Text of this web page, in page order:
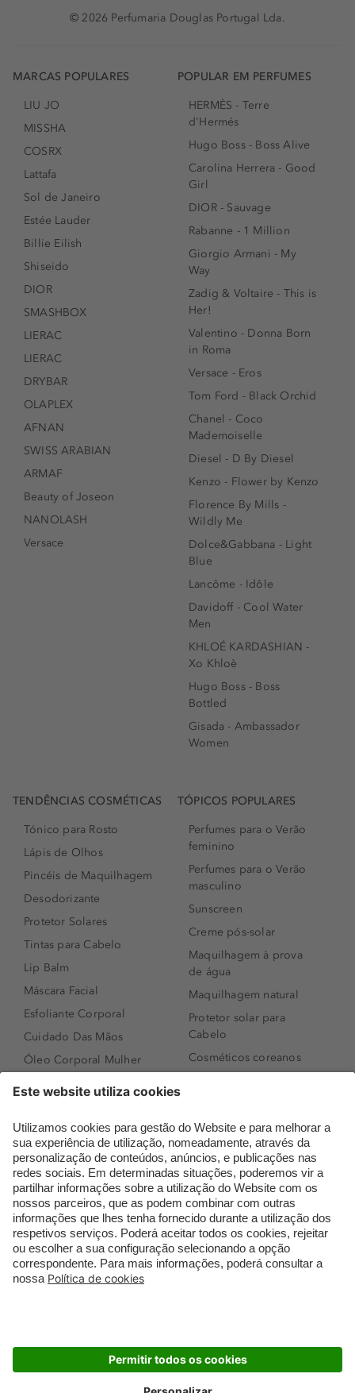
© 2026 Perfumaria Douglas Portugal Lda.
MARCAS POPULARES
LIU JO
MISSHA
COSRX
Lattafa
Sol de Janeiro
Estée Lauder
Billie Eilish
Shiseido
DIOR
SMASHBOX
LIERAC
LIERAC
DRYBAR
OLAPLEX
AFNAN
SWISS ARABIAN
ARMAF
Beauty of Joseon
NANOLASH
Versace
POPULAR EM PERFUMES
HERMÈS - Terre
d'Hermés
Hugo Boss - Boss Alive
Carolina Herrera - Good
Girl
DIOR - Sauvage
Rabanne - 1 Million
Giorgio Armani - My
Way
Zadig & Voltaire - This is
Her!
Valentino - Donna Born
in Roma
Versace - Eros
Tom Ford - Black Orchid
Chanel - Coco
Mademoiselle
Diesel - D By Diesel
Kenzo - Flower by Kenzo
Florence By Mills -
Wildly Me
Dolce&Gabbana - Light
Blue
Lancôme - Idôle
Davidoff - Cool Water
Men
KHLOÉ KARDASHIAN -
Xo Khloè
Hugo Boss - Boss
Bottled
Gisada - Ambassador
Women
TENDÊNCIAS COSMÉTICAS
Tónico para Rosto
Lápis de Olhos
Pincéis de Maquilhagem
Desodorizante
Protetor Solares
Tintas para Cabelo
Lip Balm
Máscara Facial
Esfoliante Corporal
Cuidado Das Mãos
Óleo Corporal Mulher
Sérum de Rosto
Body mist & Spray
corporal
Produtos para Cabelo
Homem
Espuma de Limpeza
Facial
Dermocosmética
TÓPICOS POPULARES
Perfumes para o Verão
feminino
Perfumes para o Verão
masculino
Sunscreen
Creme pós-solar
Maquilhagem à prova
de água
Maquilhagem natural
Protetor solar para
Cabelo
Cosméticos coreanos
Perfumes árabes
Novidades
Melhores Perfumes
Femininos
TOP 10: Perfumes
Masculinos
Pestanas Postiças
Creme Rosto Homem
Embalagens Sustentáveis